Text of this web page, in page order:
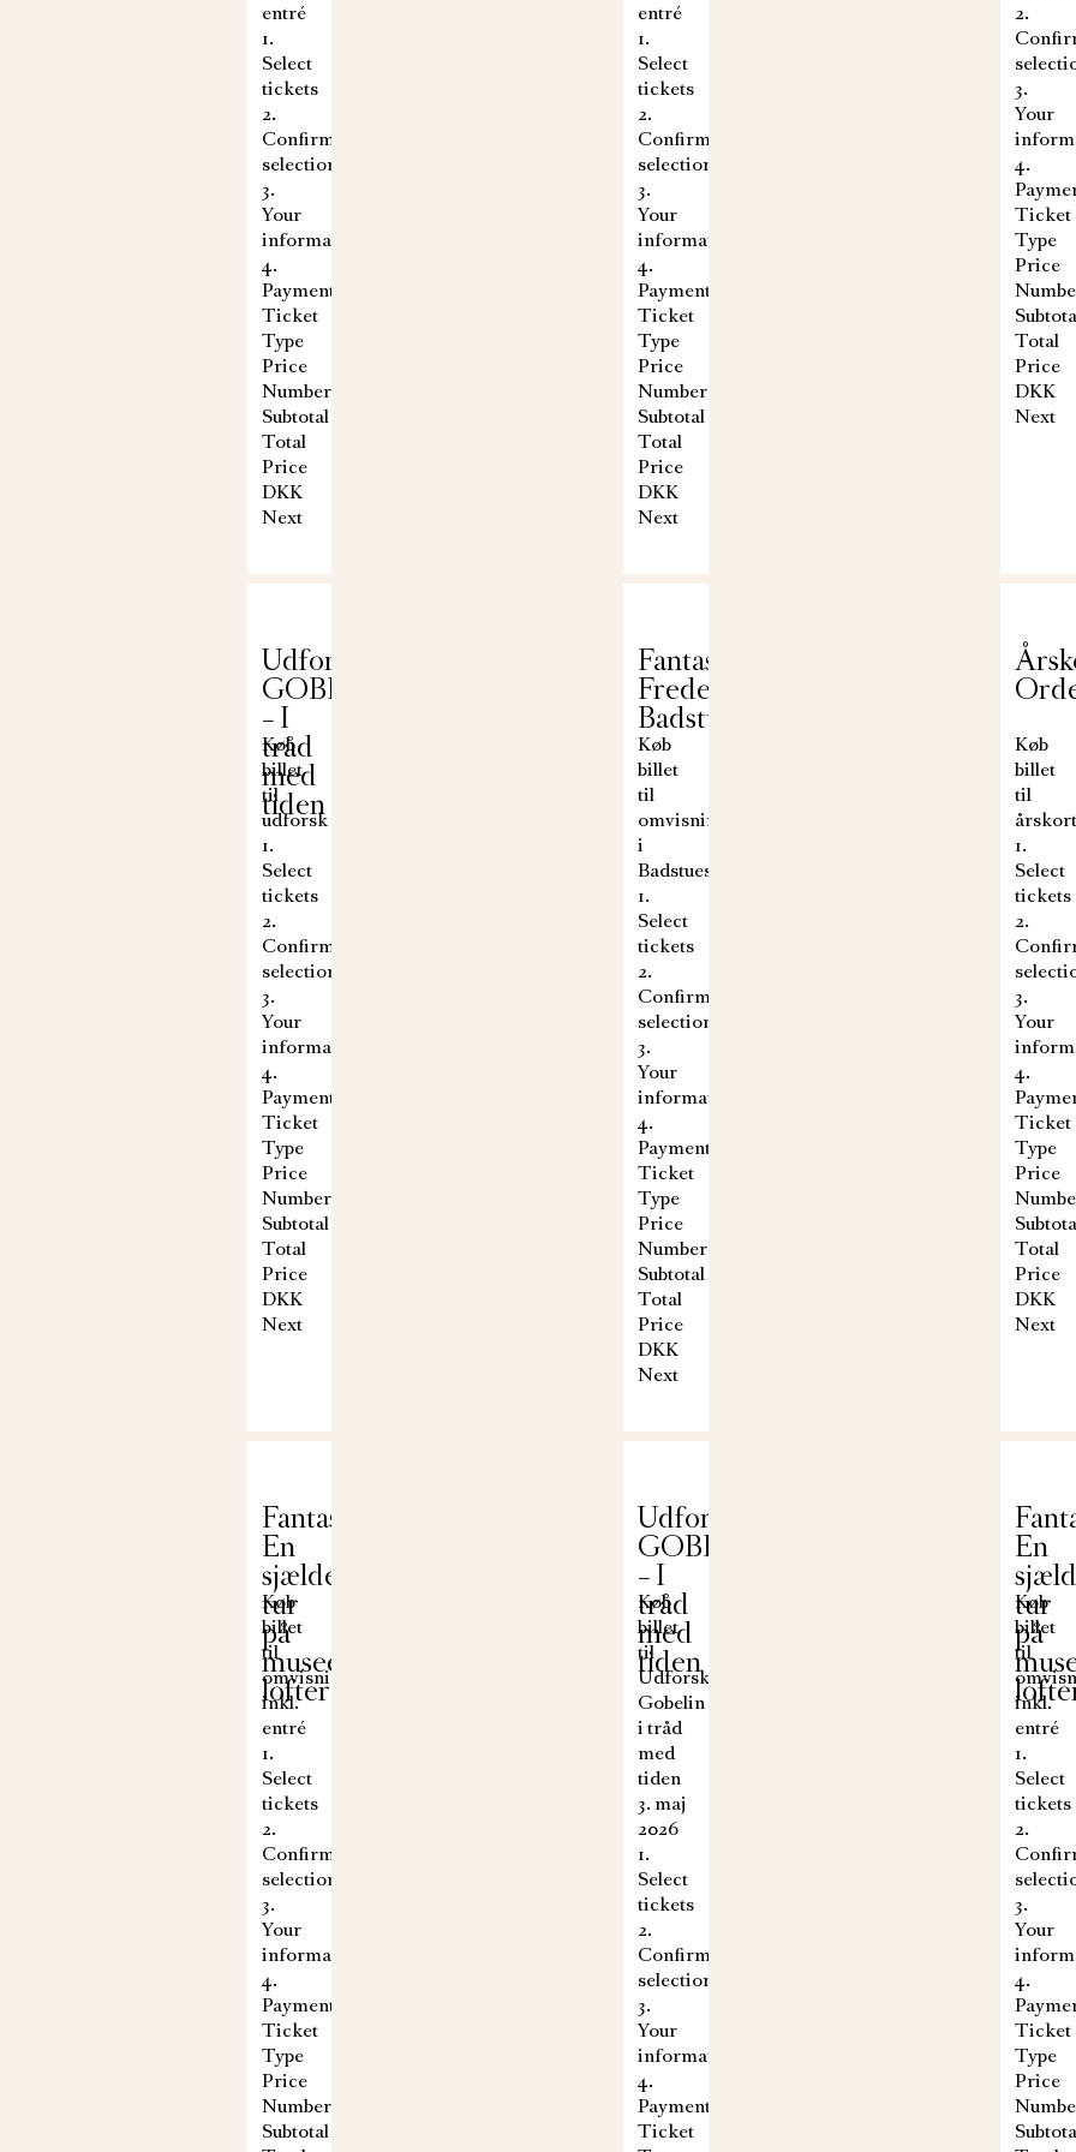
entré
1.
Select
tickets
2.
Confirm
selection
3.
Your
information
4.
Payment
Ticket
Type
Price
Number
Subtotal
Total
Price
DKK
Next
entré
1.
Select
tickets
2.
Confirm
selection
3.
Your
information
4.
Payment
Ticket
Type
Price
Number
Subtotal
Total
Price
DKK
Next
2.
3.
Your
4.
Ticket
Type
Price
Total
Price
DKK
Next
Udforsk:
GOBELIN
– I
tråd
med
tiden
Køb
billet
til
udforsk
1.
Select
tickets
2.
Confirm
selection
3.
Your
information
4.
Payment
Ticket
Type
Price
Number
Subtotal
Total
Price
DKK
Next
Fantastiske
Frederiksborg:
Badstueslottet
Køb
billet
til
omvisning
i
Badstueslottet
1.
Select
tickets
2.
Confirm
selection
3.
Your
information
4.
Payment
Ticket
Type
Price
Number
Subtotal
Total
Price
DKK
Next
Køb
billet
til
1.
Select
tickets
2.
3.
Your
4.
Ticket
Type
Price
Total
Price
DKK
Next
Fantastiske Frederiksborg:
En
sjælden
tur
på
museets
lofter
Køb
billet
til
omvisningen
inkl.
entré
1.
Select
tickets
2.
Confirm
selection
3.
Your
information
4.
Payment
Ticket
Type
Price
Number
Subtotal
Udforsk:
GOBELIN
– I
tråd
med
tiden
Køb
billet
til
Udforsk:
Gobelin
i tråd
med
tiden
3. maj
2026
1.
Select
tickets
2.
Confirm
selection
3.
Your
information
4.
Payment
Ticket
En
tur
på
Køb
billet
til
inkl.
entré
1.
Select
tickets
2.
3.
Your
4.
Ticket
Type
Price